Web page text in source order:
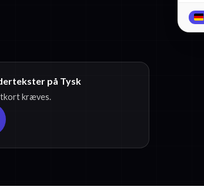
på Tysk
kræves.